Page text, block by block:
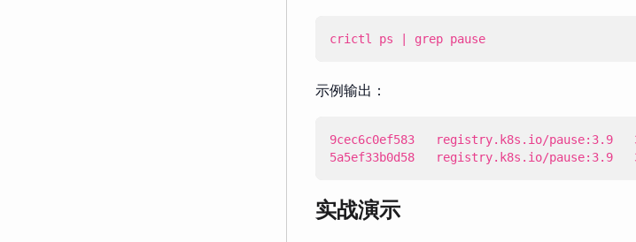
crictl ps grep pause
示例输出：
5a5ef33b0d58   registry.k8s.io/pause:3.9
实战演示